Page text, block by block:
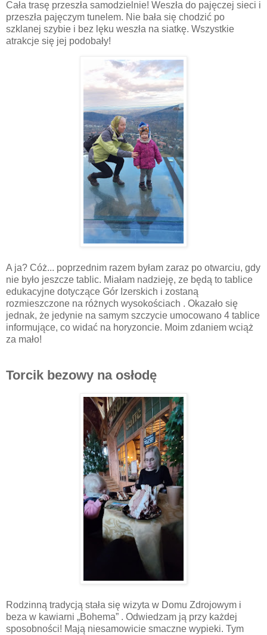
Cała trasę przeszła samodzielnie! Weszła do pajęczej sieci i
przeszła pajęczym tunelem. Nie bała się chodzić po
szklanej szybie i bez lęku weszła na siatkę. Wszystkie
atrakcje się jej podobały!
A ja? Cóż... poprzednim razem byłam zaraz po otwarciu, gdy
nie było jeszcze tablic. Miałam nadzieję, ze będą to tablice
edukacyjne dotyczące Gór Izerskich i zostaną
rozmieszczone na różnych wysokościach . Okazało się
jednak, że jedynie na samym szczycie umocowano 4 tablice
informujące, co widać na horyzoncie. Moim zdaniem wciąż
za mało!
Torcik bezowy na osłodę
Rodzinną tradycją stała się wizyta w Domu Zdrojowym i
beza w kawiarni „Bohema” . Odwiedzam ją przy każdej
sposobności! Mają niesamowicie smaczne wypieki. Tym